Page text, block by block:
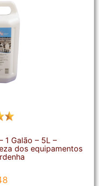
1 Galão – 5L –
dos equipamentos